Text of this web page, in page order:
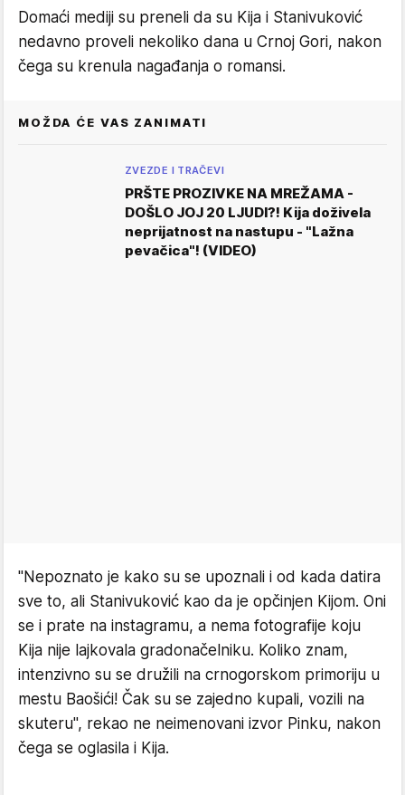
Domaći mediji su preneli da su Kija i Stanivuković
nedavno proveli nekoliko dana u Crnoj Gori, nakon
čega su krenula nagađanja o romansi.
MOŽDA ĆE VAS ZANIMATI
ZVEZDE I TRAČEVI
PRŠTE PROZIVKE NA MREŽAMA -
DOŠLO JOJ 20 LJUDI?! Kija doživela
neprijatnost na nastupu - "Lažna
pevačica"! (VIDEO)
"Nepoznato je kako su se upoznali i od kada datira
sve to, ali Stanivuković kao da je opčinjen Kijom. Oni
se i prate na instagramu, a nema fotografije koju
Kija nije lajkovala gradonačelniku. Koliko znam,
intenzivno su se družili na crnogorskom primoriju u
mestu Baošići! Čak su se zajedno kupali, vozili na
skuteru", rekao ne neimenovani izvor Pinku, nakon
čega se oglasila i Kija.